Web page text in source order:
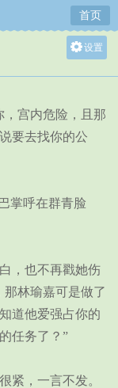
首页
设置
中
小
宫内危险，且那
要去找你的公
呼在群青脸
，也不再戳她伤
林瑜嘉可是做了
道他爱强占你的
任务了？”
，一言不发。